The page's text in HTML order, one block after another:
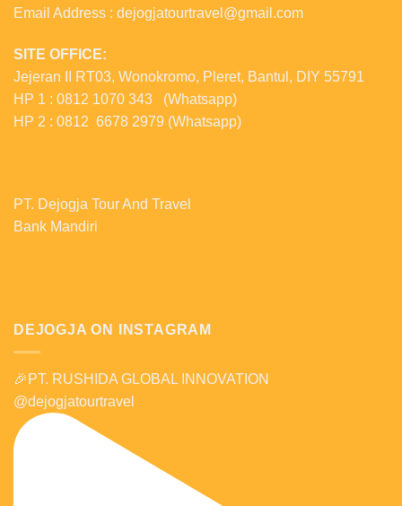
Email Address : dejogjatourtravel@gmail.com
SITE OFFICE:
Jejeran II RT03, Wonokromo, Pleret, Bantul, DIY 55791
HP 1 : 0812 1070 343 (Whatsapp)
HP 2 : 0812 6678 2979 (Whatsapp)
PT. Dejogja Tour And Travel
Bank Mandiri
DEJOGJA ON INSTAGRAM
🎉PT. RUSHIDA GLOBAL INNOVATION
@dejogjatourtravel